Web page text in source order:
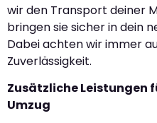
wir den Transport deiner
bringen sie sicher in dein
Dabei achten wir immer
Zuverlässigkeit.
Zusätzliche Leistungen
Umzug